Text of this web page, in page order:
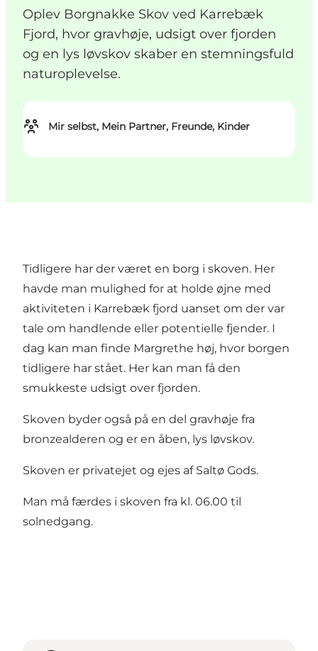
Oplev Borgnakke Skov ved Karrebæk
Fjord, hvor gravhøje, udsigt over fjorden
og en lys løvskov skaber en stemningsfuld
naturoplevelse.
Mir selbst, Mein Partner, Freunde, Kinder
Tidligere har der været en borg i skoven. Her
havde man mulighed for at holde øjne med
aktiviteten i Karrebæk fjord uanset om der var
tale om handlende eller potentielle fjender. I
dag kan man finde Margrethe høj, hvor borgen
tidligere har stået. Her kan man få den
smukkeste udsigt over fjorden.
Skoven byder også på en del gravhøje fra
bronzealderen og er en åben, lys løvskov.
Skoven er privatejet og ejes af Saltø Gods.
Man må færdes i skoven fra kl. 06.00 til
solnedgang.